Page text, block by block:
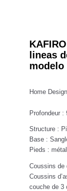
lineas
modelo
Home
Profondeur
Structure :
Base :
Pieds : métal
Coussins de
Coussins
couche de 3